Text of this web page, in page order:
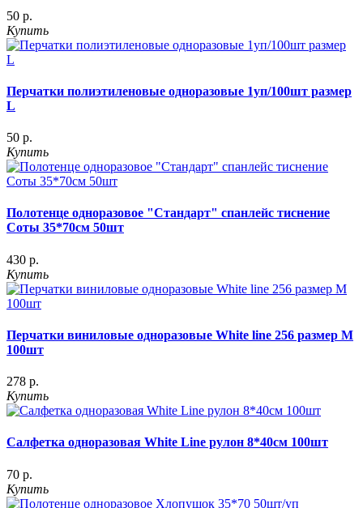
50 р.
Купить
Перчатки полиэтиленовые одноразовые 1уп/100шт размер
L
50 р.
Купить
Полотенце одноразовое "Стандарт" спанлейс тиснение
Соты 35*70см 50шт
430 р.
Купить
Перчатки виниловые одноразовые White line 256 размер M
100шт
278 р.
Купить
Салфетка одноразовая White Line рулон 8*40см 100шт
70 р.
Купить